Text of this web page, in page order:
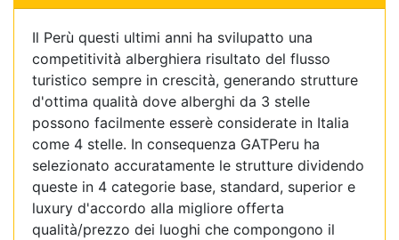
Il Perù questi ultimi anni ha svilupatto una
competitività alberghiera risultato del flusso
turistico sempre in crescità, generando strutture
d'ottima qualità dove alberghi da 3 stelle
possono facilmente esserè considerate in Italia
come 4 stelle. In consequenza GATPeru ha
selezionato accuratamente le strutture dividendo
queste in 4 categorie base, standard, superior e
luxury d'accordo alla migliore offerta
qualità/prezzo dei luoghi che compongono il